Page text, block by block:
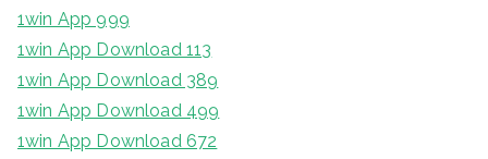
1win App 999
1win App Download 113
1win App Download 389
1win App Download 499
1win App Download 672